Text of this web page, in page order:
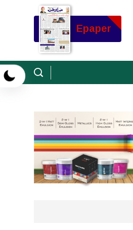
Epaper